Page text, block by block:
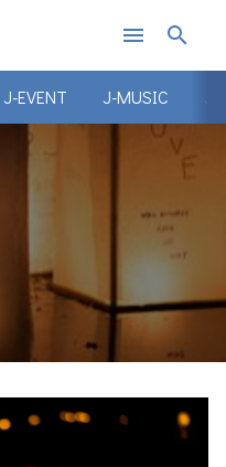
menu search
J-EVENT J-MUSIC J-